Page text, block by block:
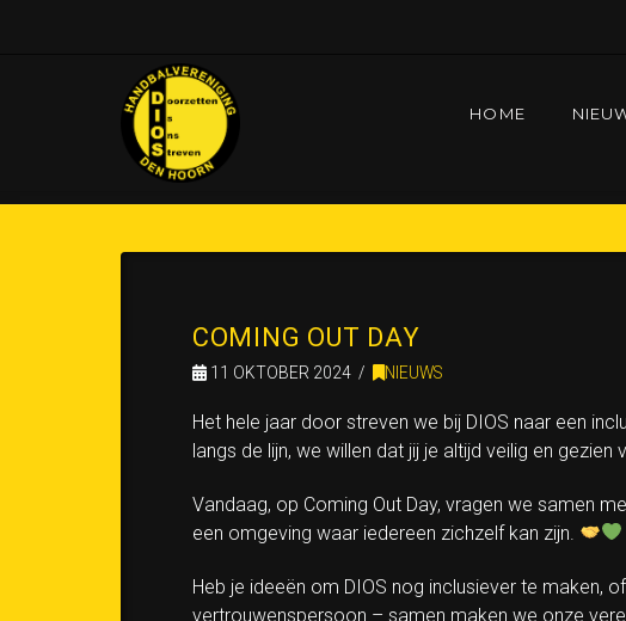
HOME
COMING OUT DAY
11 OKTOBER 2024 NIEUWS
Het hele jaar door streven we bij DIOS naar een
langs de lijn, we willen dat jij je altijd veilig en
Vandaag, op Coming Out Day, vragen we samen
een omgeving waar iedereen zichzelf kan zijn.
Heb je ideeën om DIOS nog inclusiever te maken,
vertrouwenspersoon – samen maken we onze